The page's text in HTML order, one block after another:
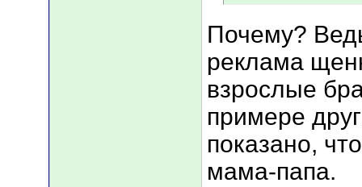
Почему?
реклама
взрослые
примере
показано,
мама-папа.